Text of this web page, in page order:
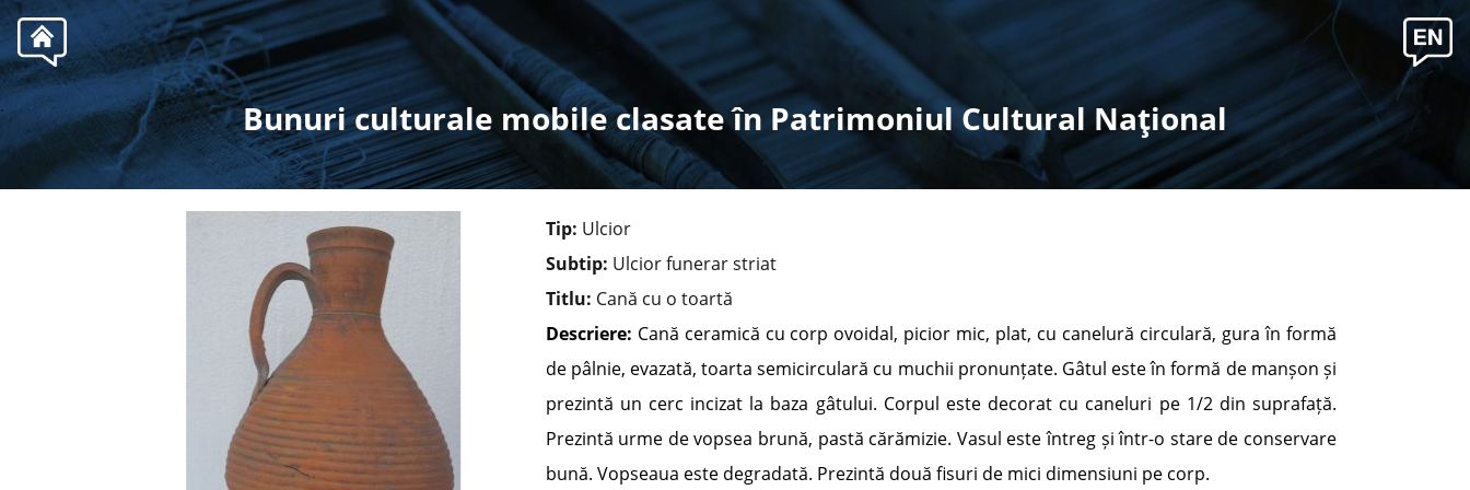
. Bunuri culturale mobile clasate în Patrimoniul Cultural Naţional
Tip: Ulcior
Subtip: Ulcior funerar striat
Titlu: Cană cu o toartă
Descriere: Cană ceramică cu corp ovoidal, picior mic, plat, cu canelură circulară, gura în formă
de pâlnie, evazată, toarta semicirculară cu muchii pronunțate. Gâtul este în formă de manșon și
prezintă un cerc incizat la baza gâtului. Corpul este decorat cu caneluri pe 1/2 din suprafață.
Prezintă urme de vopsea brună, pastă cărămizie. Vasul este întreg și într-o stare de conservare
bună. Vopseaua este degradată. Prezintă două fisuri de mici dimensiuni pe corp.